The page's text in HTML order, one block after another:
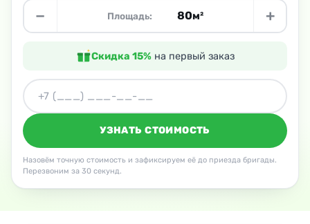
− Площадь: м² +
Скидка 15%на первый заказ
УЗНАТЬ СТОИМОСТЬ
Назовём точную стоимость и зафиксируем её до приезда бригады.
Перезвоним за 30 секунд.